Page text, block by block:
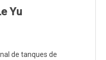
Yu
de tanques de